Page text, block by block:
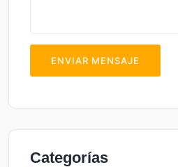
ENVIAR MENSAJE
Categorías